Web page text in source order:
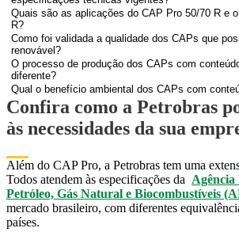
Quais são as aplicações do CAP Pro 50/70 R e
R?
Como foi validada a qualidade dos CAPs que
renovável?
O processo de produção dos CAPs com
diferente?
Qual o benefício ambiental dos CAPs com
Confira como a Petrobras
às necessidades da sua
Além do CAP Pro, a Petrobras tem uma
Todos atendem às especificações da ​​​​​​​ Agência
Petróleo, Gás Natural e Biocombustíveis
mercado brasileiro, com diferentes
países.